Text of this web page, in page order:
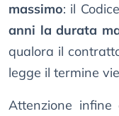
massimo: il
anni la durata
qualora il
legge il termine
Attenzione